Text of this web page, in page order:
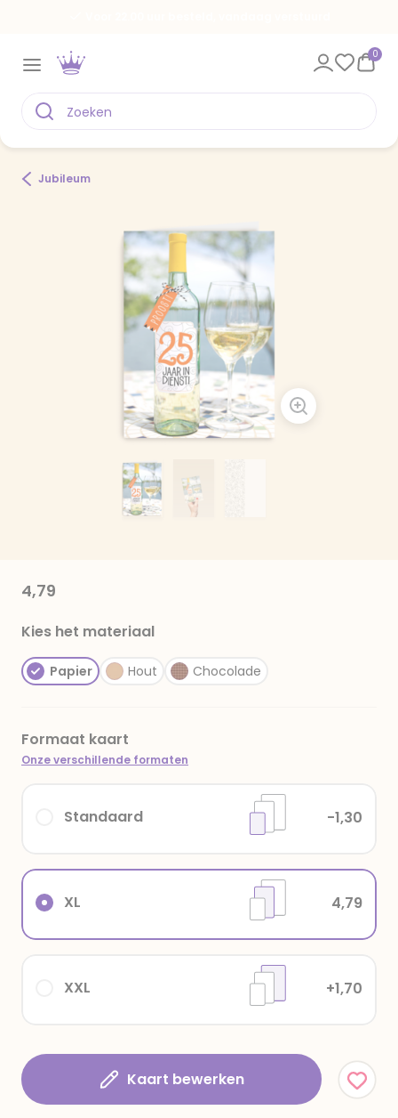
0
Jubileum
4,79
Kies het materiaal
Papier Hout Chocolade
Formaat kaart
Onze verschillende formaten
XXL +1,70
XL 4,79
Standaard -1,30
Kaart bewerken